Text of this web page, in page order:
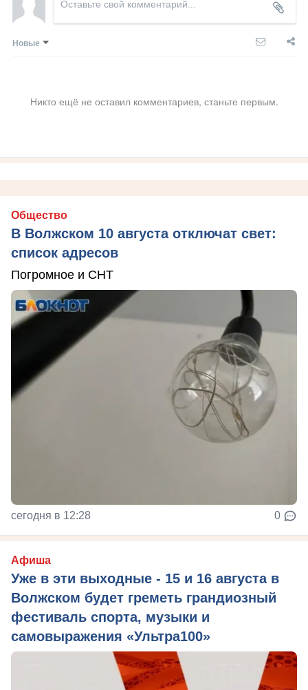
Новые
Никто ещё не оставил комментариев, станьте первым.
Общество
В Волжском 10 августа отключат свет:
список адресов
Погромное и СНТ
сегодня в 12:28 0
Афиша
Уже в эти выходные - 15 и 16 августа в
Волжском будет греметь грандиозный
фестиваль спорта, музыки и
самовыражения «Ультра100»